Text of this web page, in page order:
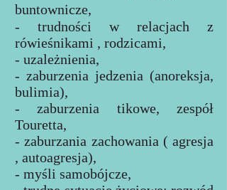
buntownicze,
- trudności w relacjach z
rówieśnikami , rodzicami,
- uzależnienia,
- zaburzenia jedzenia (anoreksja,
bulimia),
- zaburzenia tikowe, zespół
Touretta,
- zaburzania zachowania ( agresja
, autoagresja),
- myśli samobójcze,